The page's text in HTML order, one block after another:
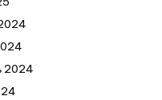
2024